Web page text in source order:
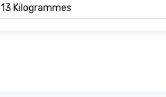
13 Kilogrammes